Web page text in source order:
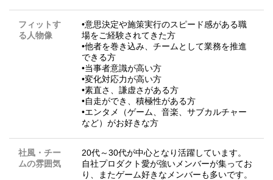
フィットす
る人物像
•意思決定や施策実行のスピード感がある職
場をご経験されてきた方
•他者を巻き込み、チームとして業務を推進
できる方
•当事者意識が高い方
•変化対応力が高い方
•素直さ、謙虚さがある方
•自走ができ、積極性がある方
•エンタメ（ゲーム、音楽、サブカルチャー
など）がお好きな方
社風・チー
ムの雰囲気
20代～30代が中心となり活躍しています。
自社プロダクト愛が強いメンバーが集ってお
り、またゲーム好きなメンバーも多いです。